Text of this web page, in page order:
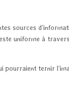
sources
uniforme à
ternir